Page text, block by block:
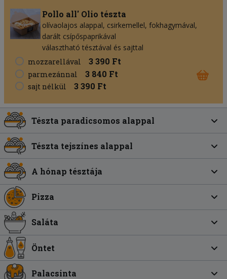
Pollo all' Olio tészta
olívaolajos alappal, csirkemellel, fokhagymával,
darált csípőspaprikával
választható tésztával és sajttal
mozzarellával
3 390 Ft
parmezánnal 3 840 Ft
sajt nélkül 3 390 Ft
Tészta paradicsomos alappal
Tészta tejszínes alappal
A hónap tésztája
Pizza
Saláta
Öntet
Palacsinta